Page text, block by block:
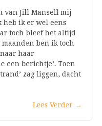
van Jill Mansell mij
ik er wel eens
toch bleef het altijd
ben ik toch
haar
een berichtje’. Toen
zag liggen, dacht
Lees Verder →